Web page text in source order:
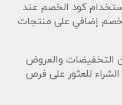
كود الخصم عند
خصم إضافي على منتجات
التخفيضات والعروض
للعثور على فرص